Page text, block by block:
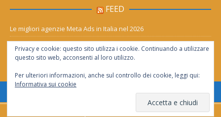
FEED
Le migliori agenzie Meta Ads in Italia nel 2026
Aia Syensqo, il rinnovo divide: stop al cC6O4 dal 2027, ma i comitati
chiedono “zero Pfas subito”
Consentita la riproduzione solo se citata la fonte
Privacy e cookie: questo sito utilizza i cookie. Continuando a utilizzare
questo sito web, acconsenti al loro utilizzo.
Per ulteriori informazioni, anche sul controllo dei cookie, leggi qui:
Informativa sui cookie